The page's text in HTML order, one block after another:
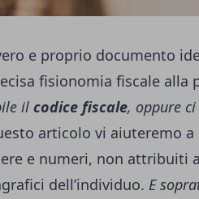
e proprio documento
fisionomia fiscale alla
il codice fiscale, oppure
articolo vi aiuteremo
e numeri, non attribuiti
dell’individuo. E